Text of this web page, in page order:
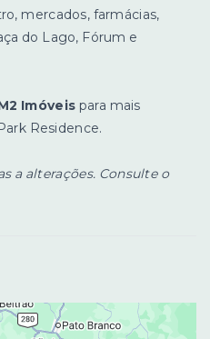
mercados, farmácias,
do Lago, Fórum e
Imóveis para mais
Residence.
a alterações. Consulte o